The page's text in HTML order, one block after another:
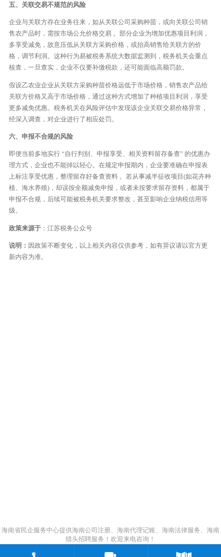
五、关联交易不规范的风险
企业与关联方存在业务往来，如从关联公司采购种苗，或向关联公司销
售农产品时，需按市场公允价格交易 。部分企业为增加优惠项目利润，
多享受减免，故意压低从关联方采购价格，或抬高销售给关联方的价
格，调节利润。这种行为易被税务系统大数据监测到，税务机关会重点
核查，一旦查实，企业不仅要补缴税款，还可能面临高额罚款。
假设乙农业企业从关联方采购种苗价格远低于市场价格，销售农产品给
关联方价格又高于市场价格，通过这种方式增加了种植项目利润，享受
更多减免优惠。税务机关在风险评估中发现该企业关联交易价格异常，
经深入调查，对企业进行了相应处罚。
六、申报不合规的风险
即便当前多地实行 “自行判别、申报享受、相关资料留存备查” 的优惠办
理方式，企业也不能掉以轻心。在规定申报期内，企业要准确在申报表
上标注享受优惠，整理留存好备查资料 。若从事减半征收项目(如花卉种
植、海水养殖)，却误按全额减免申报，或者未按要求留存资料，都属于
申报不合规，后续可能被税务机关要求整改，甚至影响企业纳税信用等
级。
政策来源于：江苏税务公众号
说明： 因政策不断变化，以上相关内容仅供参考，如有异议请以官方更
新内容为准。
海南省民企服务中心提供海南公司注册、海南代理记账、海南法律服务、海南
猎头招聘服务！欢迎来电咨询！